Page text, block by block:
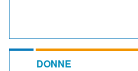
DONNE